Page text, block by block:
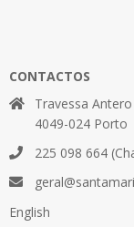
CONTACTOS
Travessa
4049-024 Porto
225 098 664
English